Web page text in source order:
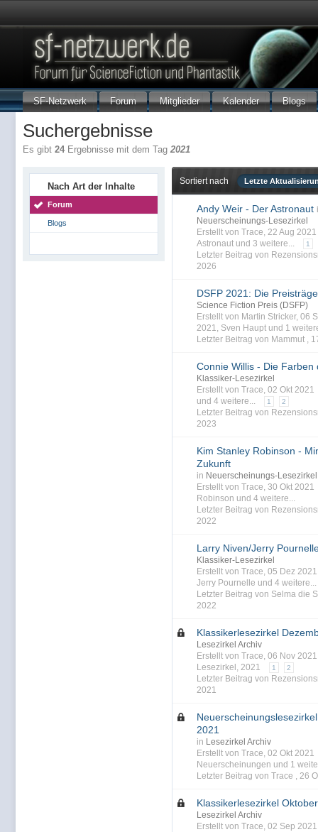
SF-Netzwerk Forum Mitglieder Kalender Blogs
Suchergebnisse
Es gibt 24 Ergebnisse mit dem Tag 2021
Nach Art der Inhalte
Forum
Blogs
Sortiert nach Letzte
Andy Weir - Der Astronaut
Neuerscheinungs-Lesezirkel
Erstellt von Trace, 22 Aug
Astronaut und 3 weitere... 1
Letzter Beitrag von
2026
DSFP 2021: Die
Science Fiction Preis (DSFP)
Erstellt von Martin Stricker, 06
2021, Sven Haupt und 1
Letzter Beitrag von Mammut ,
Connie Willis - Die Farben
Klassiker-Lesezirkel
Erstellt von Trace, 02 Okt 2021
und 4 weitere...
1 2
Letzter Beitrag von
2023
Kim Stanley Robinson -
Zukunft
in Neuerscheinungs-Lesezirkel
Erstellt von Trace, 30 Okt 2021
Robinson und 4 weitere...
Letzter Beitrag von
2022
Larry Niven/Jerry
Klassiker-Lesezirkel
Erstellt von Trace, 05 Dez
Jerry Pournelle und 4 weitere...
Letzter Beitrag von Selma die
2022
Klassikerlesezirkel
Lesezirkel Archiv
Erstellt von Trace, 06 Nov
Lesezirkel , 2021 1 2
Letzter Beitrag von
2021
2021
in Lesezirkel Archiv
Erstellt von Trace, 02 Okt 2021
Neuerscheinungen und 1
Letzter Beitrag von Trace , 26
Klassikerlesezirkel
Lesezirkel Archiv
Erstellt von Trace, 02 Sep